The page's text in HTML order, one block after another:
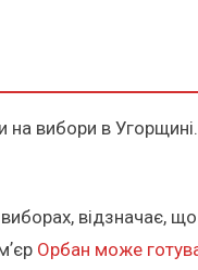
вибори в
відзначає,
Орбан може